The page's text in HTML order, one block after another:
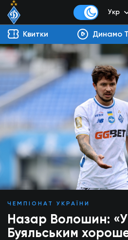
Укр
Квитки Динамо
ЧЕМПІОНАТ УКРАЇНИ
Назар Волошин: «У
Буяльським